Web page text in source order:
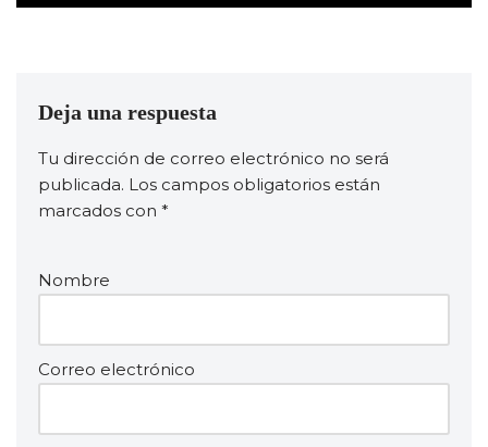
Deja una respuesta
Tu dirección de correo electrónico no será
publicada. Los campos obligatorios están
marcados con *
Nombre
Correo electrónico